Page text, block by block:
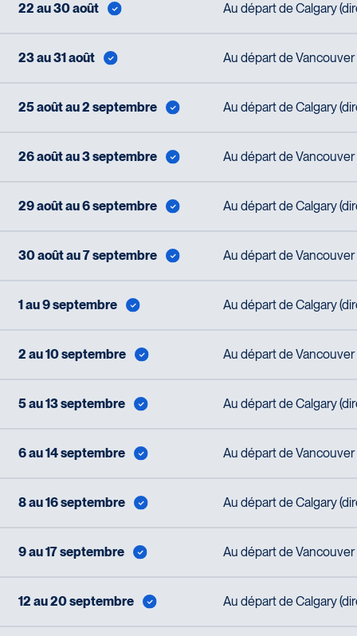
22 au 30 août Au départ de Calgary
23 au 31 août Au départ de
25 août au 2 septembre Au départ de Calgary
26 août au 3 septembre Au départ de
29 août au 6 septembre Au départ de Calgary
30 août au 7 septembre Au départ de
1 au 9 septembre Au départ de Calgary
2 au 10 septembre Au départ de
5 au 13 septembre Au départ de Calgary
6 au 14 septembre Au départ de
8 au 16 septembre Au départ de Calgary
9 au 17 septembre Au départ de
12 au 20 septembre Au départ de Calgary